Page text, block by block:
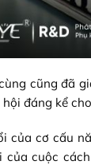
cũng đã
đáng kể
của cơ cấu
của cuộc